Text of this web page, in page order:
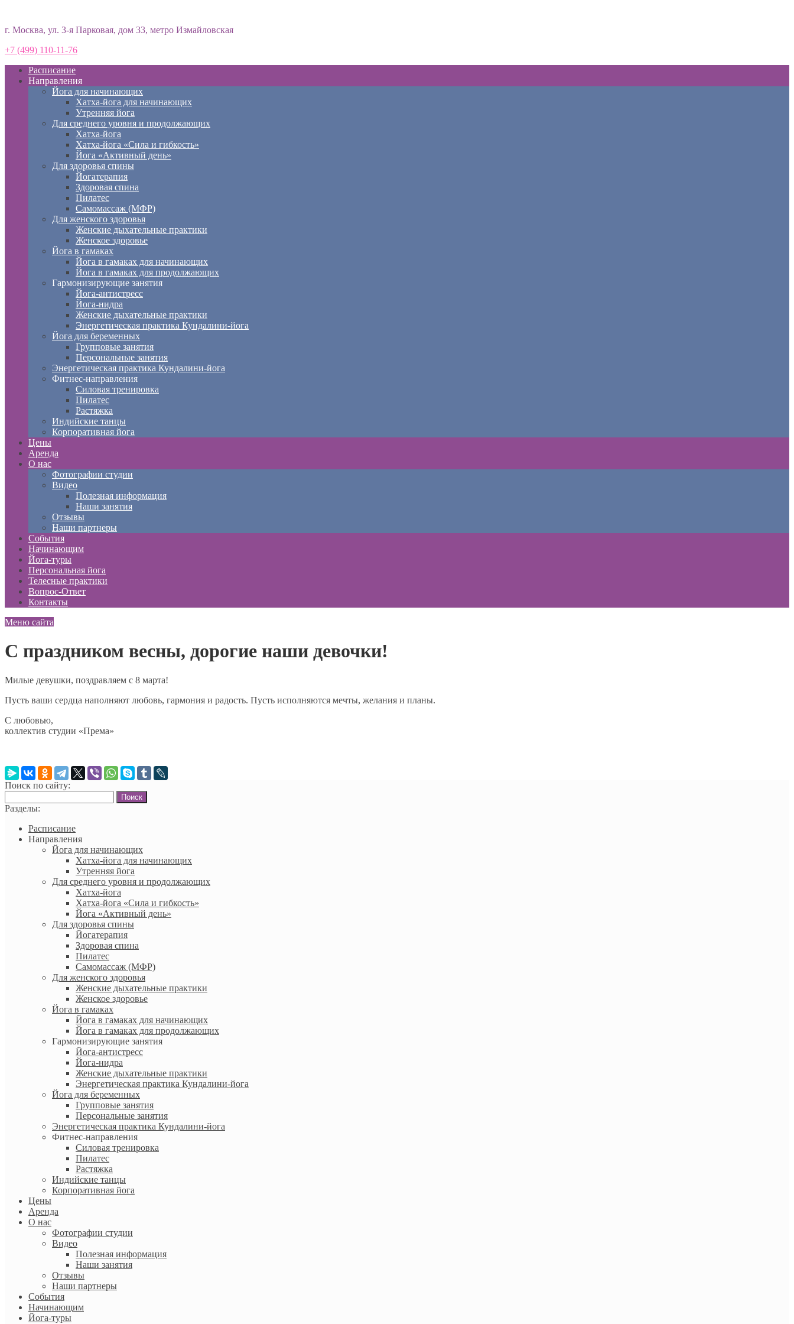
г. Москва, ул. 3-я Парковая, дом 33, метро Измайловская
+7 (499) 110-11-76
Расписание
Направления
Йога для начинающих
Хатха-йога для начинающих
Утренняя йога
Для среднего уровня и продолжающих
Хатха-йога
Хатха-йога «Сила и гибкость»
Йога «Активный день»
Для здоровья спины
Йогатерапия
Здоровая спина
Пилатес
Самомассаж (МФР)
Для женского здоровья
Женские дыхательные практики
Женское здоровье
Йога в гамаках
Йога в гамаках для начинающих
Йога в гамаках для продолжающих
Гармонизирующие занятия
Йога-антистресс
Йога-нидра
Женские дыхательные практики
Энергетическая практика Кундалини-йога
Йога для беременных
Групповые занятия
Персональные занятия
Энергетическая практика Кундалини-йога
Фитнес-направления
Силовая тренировка
Пилатес
Растяжка
Индийские танцы
Корпоративная йога
Цены
Аренда
О нас
Фотографии студии
Видео
Полезная информация
Наши занятия
Отзывы
Наши партнеры
События
Начинающим
Йога-туры
Персональная йога
Телесные практики
Вопрос-Ответ
Контакты
Меню сайта
С праздником весны, дорогие наши девочки!
Милые девушки, поздравляем с 8 марта!
Пусть ваши сердца наполняют любовь, гармония и радость. Пусть исполняются мечты, желания и планы.
С любовью,
коллектив студии «Према»
Поиск по сайту:
Разделы:
Расписание
Направления
Йога для начинающих
Хатха-йога для начинающих
Утренняя йога
Для среднего уровня и продолжающих
Хатха-йога
Хатха-йога «Сила и гибкость»
Йога «Активный день»
Для здоровья спины
Йогатерапия
Здоровая спина
Пилатес
Самомассаж (МФР)
Для женского здоровья
Женские дыхательные практики
Женское здоровье
Йога в гамаках
Йога в гамаках для начинающих
Йога в гамаках для продолжающих
Гармонизирующие занятия
Йога-антистресс
Йога-нидра
Женские дыхательные практики
Энергетическая практика Кундалини-йога
Йога для беременных
Групповые занятия
Персональные занятия
Энергетическая практика Кундалини-йога
Фитнес-направления
Силовая тренировка
Пилатес
Растяжка
Индийские танцы
Корпоративная йога
Цены
Аренда
О нас
Фотографии студии
Видео
Полезная информация
Наши занятия
Отзывы
Наши партнеры
События
Начинающим
Йога-туры